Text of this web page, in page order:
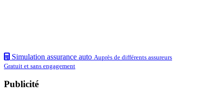
Simulation assurance auto Auprès de différents assureurs
Gratuit et sans engagement
Publicité